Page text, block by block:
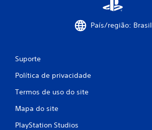
País/região: Brasil
Suporte
Política de privacidade
Termos de uso do site
Mapa do site
PlayStation Studios